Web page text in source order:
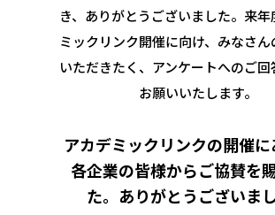
き、ありがとうございました。 来年
ミックリンク開催に向け、みなさ
いただきたく、 アンケートへのご回
お願いいたします。
アカデミックリンクの開催に
各企業の皆様からご協賛を
た。 ありがとうございまし